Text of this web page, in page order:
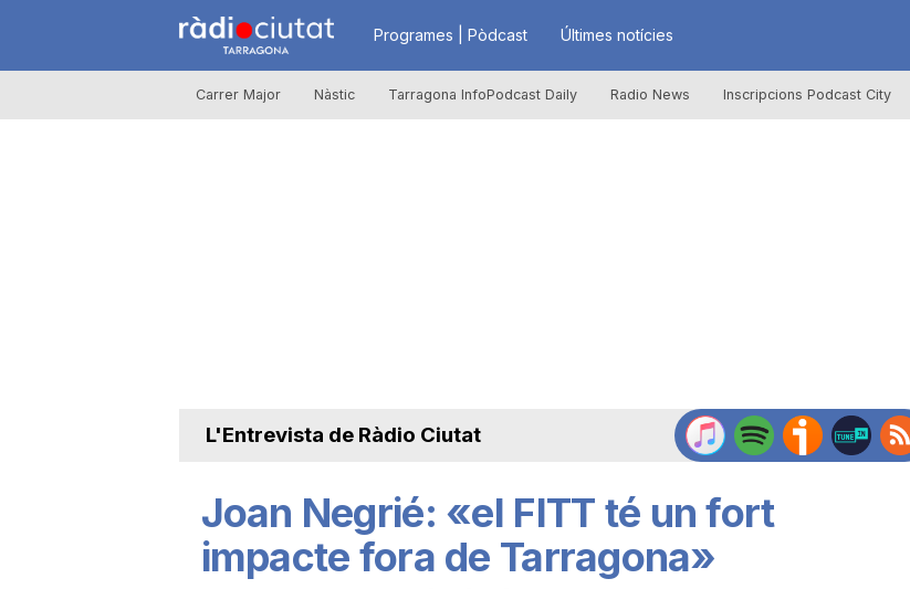
R
à
u
Programes | Pòdcast Últimes notícies
Carrer Major Nàstic Tarragona InfoPodcast Daily Radio News Inscripcions Podcast City
L'Entrevista de Ràdio Ciutat
Joan Negrié: «el FITT té un fort
impacte fora de Tarragona»